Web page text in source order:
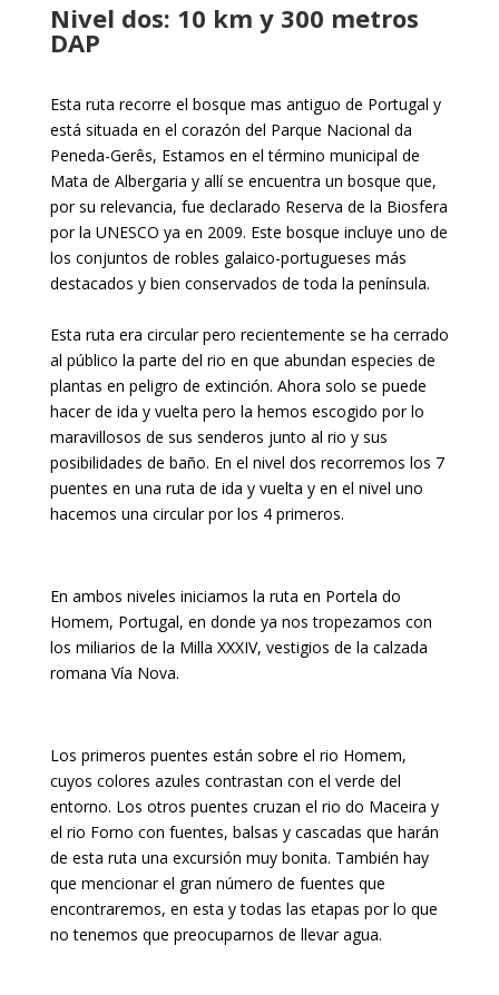
Nivel dos: 10 km y 300 metros
DAP
Esta ruta recorre el bosque mas antiguo de Portugal y
está situada en el corazón del Parque Nacional da
Peneda-Gerês, Estamos en el término municipal de
Mata de Albergaria y allí se encuentra un bosque que,
por su relevancia, fue declarado Reserva de la Biosfera
por la UNESCO ya en 2009. Este bosque incluye uno de
los conjuntos de robles galaico-portugueses más
destacados y bien conservados de toda la península.
Esta ruta era circular pero recientemente se ha cerrado
al público la parte del rio en que abundan especies de
plantas en peligro de extinción. Ahora solo se puede
hacer de ida y vuelta pero la hemos escogido por lo
maravillosos de sus senderos junto al rio y sus
posibilidades de baño. En el nivel dos recorremos los 7
puentes en una ruta de ida y vuelta y en el nivel uno
hacemos una circular por los 4 primeros.
En ambos niveles iniciamos la ruta en Portela do
Homem, Portugal, en donde ya nos tropezamos con
los miliarios de la Milla XXXIV, vestigios de la calzada
romana Vía Nova.
Los primeros puentes están sobre el rio Homem,
cuyos colores azules contrastan con el verde del
entorno. Los otros puentes cruzan el rio do Maceira y
el rio Forno con fuentes, balsas y cascadas que harán
de esta ruta una excursión muy bonita. También hay
que mencionar el gran número de fuentes que
encontraremos, en esta y todas las etapas por lo que
no tenemos que preocuparnos de llevar agua.